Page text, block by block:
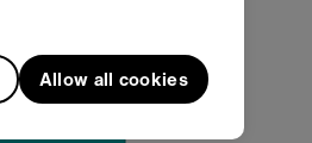
Allow all cookies